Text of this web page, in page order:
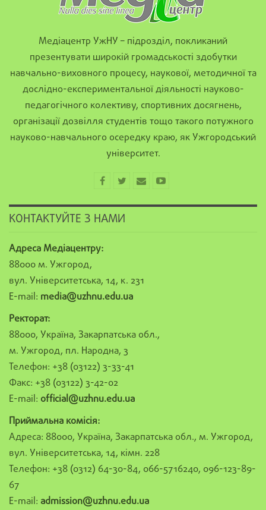
Медіацентр УжНУ – підрозділ, покликаний
презентувати широкій громадськості здобутки
навчально-виховного процесу, наукової, методичної та
дослідно-експериментальної діяльності науково-
педагогічного колективу, спортивних досягнень,
організації дозвілля студентів тощо такого потужного
науково-навчального осередку краю, як Ужгородський
університет.
КОНТАКТУЙТЕ З НАМИ
Адреса Медіацентру:
88000 м. Ужгород,
вул. Університетська, 14, к. 231
E-mail: media@uzhnu.edu.ua
Ректорат:
88000, Україна, Закарпатська обл.,
м. Ужгород, пл. Народна, 3
Телефон: +38 (03122) 3-33-41
Факс: +38 (03122) 3-42-02
E-mail: official@uzhnu.edu.ua
Приймальна комісія:
Адреса: 88000, Україна, Закарпатська обл., м. Ужгород,
вул. Університетська, 14, кімн. 228
Телефон: +38 (0312) 64-30-84, 066-5716240, 096-123-89-
67
E-mail: admission@uzhnu.edu.ua